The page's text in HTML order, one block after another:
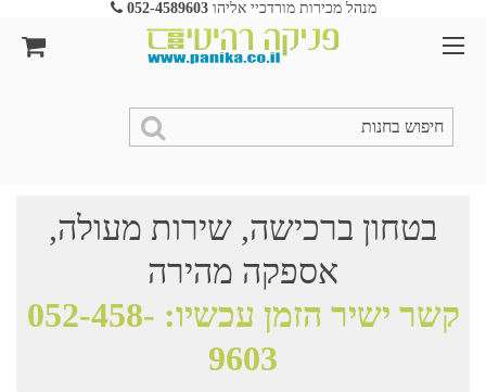
מנהל מכירות מורדכיי אליהו052-4589603
בטחון ברכישה, שירות מעולה,
אספקה מהירה
קשר ישיר הזמן עכשיו: 052-458-
9603